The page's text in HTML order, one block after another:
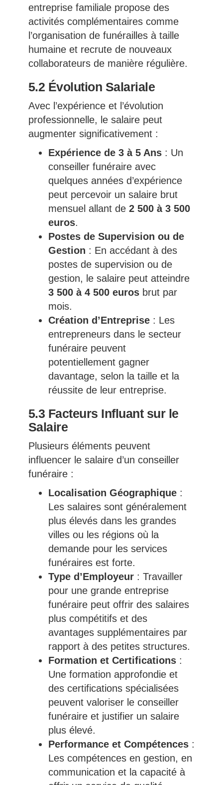
entreprise familiale propose des
activités complémentaires comme
l’organisation de funérailles à taille
humaine et recrute de nouveaux
collaborateurs de manière régulière.
5.2 Évolution Salariale
Avec l’expérience et l’évolution
professionnelle, le salaire peut
augmenter significativement :
Expérience de 3 à 5 Ans: Un
conseiller funéraire avec
quelques années d’expérience
peut percevoir un salaire brut
mensuel allant de 2 500 à 3 500
euros.
Postes de Supervision ou de
Gestion : En accédant à des
postes de supervision ou de
gestion, le salaire peut atteindre
3 500 à 4 500 eurosbrut par
mois.
Création d’Entreprise: Les
entrepreneurs dans le secteur
funéraire peuvent
potentiellement gagner
davantage, selon la taille et la
réussite de leur entreprise.
5.3 Facteurs Influant sur le
Salaire
Plusieurs éléments peuvent
influencer le salaire d’un conseiller
funéraire :
Localisation Géographique:
Les salaires sont généralement
plus élevés dans les grandes
villes ou les régions où la
demande pour les services
funéraires est forte.
Type d’Employeur: Travailler
pour une grande entreprise
funéraire peut offrir des salaires
plus compétitifs et des
avantages supplémentaires par
rapport à des petites structures.
Formation et Certifications:
Une formation approfondie et
des certifications spécialisées
peuvent valoriser le conseiller
funéraire et justifier un salaire
plus élevé.
Performance et Compétences:
Les compétences en gestion, en
communication et la capacité à